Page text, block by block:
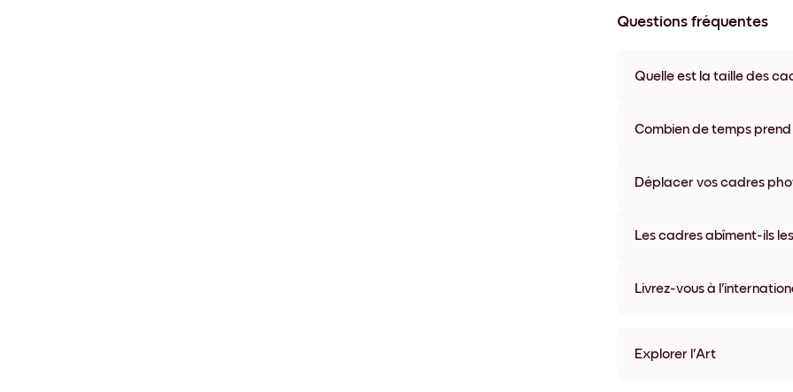
Questions fréquentes
Quelle est la taille des
coloris disponibles, y compris
Combien de temps prend
semaine. Livraison express
Déplacer vos cadres
abîmer vos murs.
Les cadres abîment-ils
Livrez-vous à
Explorer l'Art